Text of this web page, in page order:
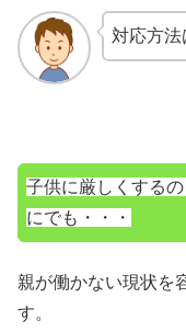
対応方法
子供に厳しくする
にでも・・・
親が働かない現状を
す。